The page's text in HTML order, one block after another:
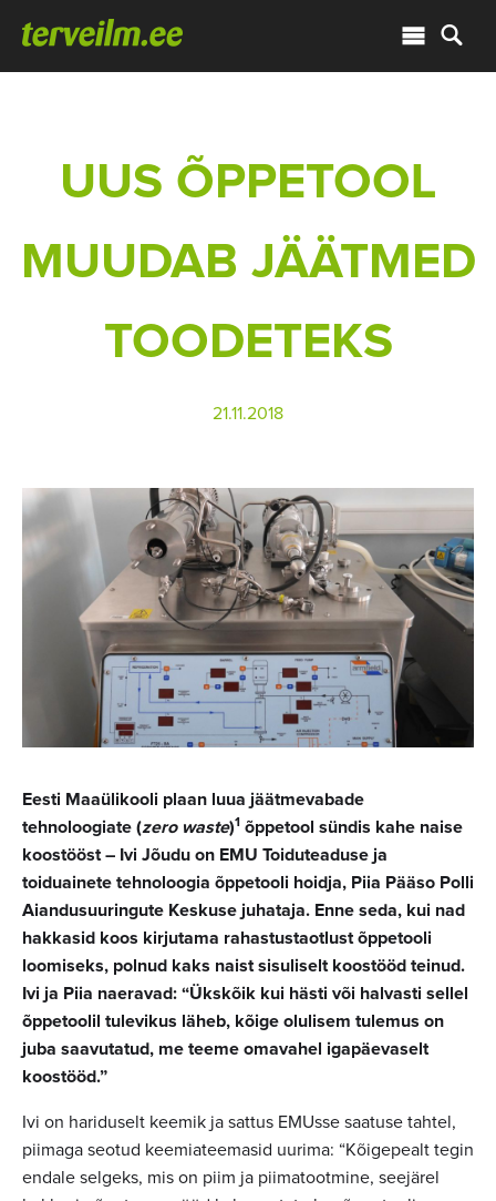
UUS ÕPPETOOL
MUUDAB JÄÄTMED
TOODETEKS
21.11.2018
Eesti Maaülikooli plaan luua jäätmevabade
tehnoloogiate (zero waste)1 õppetool sündis kahe naise
koostööst – Ivi Jõudu on EMU Toiduteaduse ja
toiduainete tehnoloogia õppetooli hoidja, Piia Pääso Polli
Aiandusuuringute Keskuse juhataja. Enne seda, kui nad
hakkasid koos kirjutama rahastustaotlust õppetooli
loomiseks, polnud kaks naist sisuliselt koostööd teinud.
Ivi ja Piia naeravad: “Ükskõik kui hästi või halvasti sellel
õppetoolil tulevikus läheb, kõige olulisem tulemus on
juba saavutatud, me teeme omavahel igapäevaselt
koostööd.”
Ivi on hariduselt keemik ja sattus EMUsse saatuse tahtel,
piimaga seotud keemiateemasid uurima: “Kõigepealt tegin
endale selgeks, mis on piim ja piimatootmine, seejärel